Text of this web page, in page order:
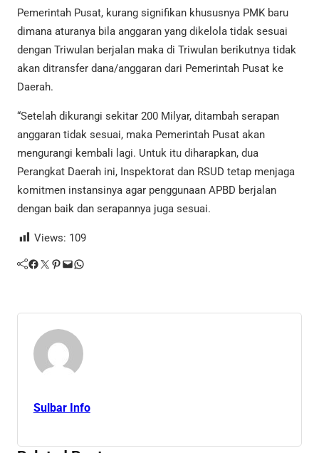
Pemerintah Pusat, kurang signifikan khususnya PMK baru
dimana aturanya bila anggaran yang dikelola tidak sesuai
dengan Triwulan berjalan maka di Triwulan berikutnya tidak
akan ditransfer dana/anggaran dari Pemerintah Pusat ke
Daerah.
“Setelah dikurangi sekitar 200 Milyar, ditambah serapan
anggaran tidak sesuai, maka Pemerintah Pusat akan
mengurangi kembali lagi. Untuk itu diharapkan, dua
Perangkat Daerah ini, Inspektorat dan RSUD tetap menjaga
komitmen instansinya agar penggunaan APBD berjalan
dengan baik dan serapannya juga sesuai.
Views: 109
Facebook Twitter Pinterest Mail WhatsApp
Sulbar Info